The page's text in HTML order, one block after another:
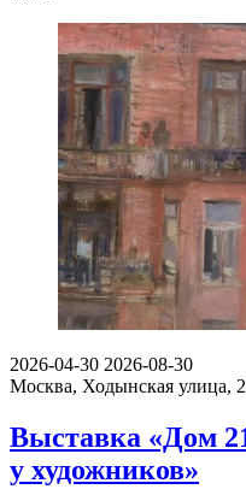
2026-04-30 2026-08-30
Москва, Ходынская улица, 2
Выставка «Дом
у художников»